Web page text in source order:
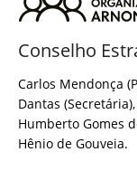
Conselho
Carlos Mendonça
Dantas
Humberto Gomes
Hênio de Gouveia.